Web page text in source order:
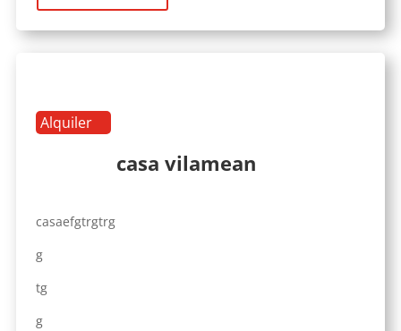
Alquiler
casa vilamean
casaefgtrgtrg
g
tg
g